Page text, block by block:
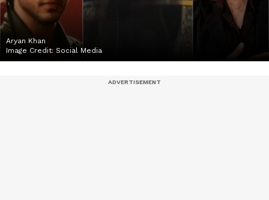
Aryan Khan
Image Credit: Social Media